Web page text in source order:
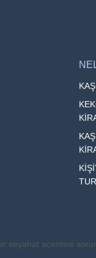
seyahat acentesi